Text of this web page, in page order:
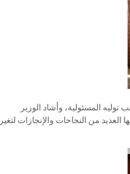
توليه المسئولية، وأشاد الوزير
من النجاحات والإنجازات لتغير